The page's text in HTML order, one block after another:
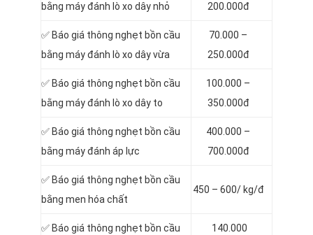
bằng máy đánh lò xo dây nhỏ
200.000đ
✅ Báo giá thông nghẹt bồn cầu
bằng máy đánh lò xo dây vừa
70.000 –
250.000đ
✅ Báo giá thông nghẹt bồn cầu
bằng máy đánh lò xo dây to
100.000 –
350.000đ
✅ Báo giá thông nghẹt bồn cầu
bằng máy đánh áp lực
400.000 –
700.000đ
✅ Báo giá thông nghẹt bồn cầu
bằng men hóa chất
450 – 600/ kg/đ
✅ Báo giá thông nghẹt bồn cầu
140.000